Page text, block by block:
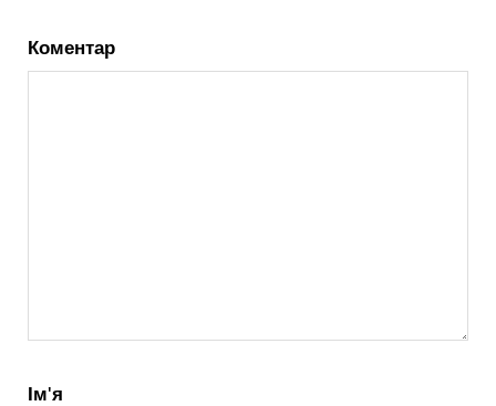
Коментар
Ім'я